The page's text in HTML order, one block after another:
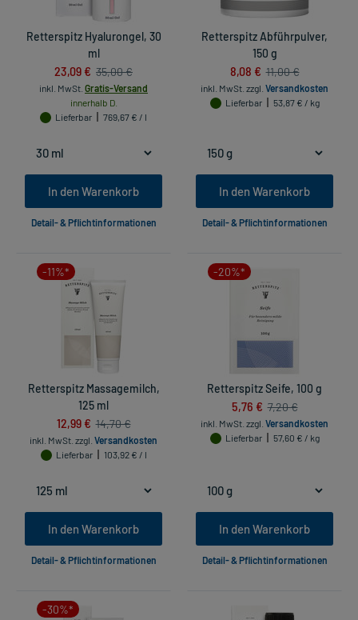
Retterspitz Hyalurongel, 30
ml
23,09 € 35,00 €
inkl. MwSt. Gratis-Versand
innerhalb D.
Lieferbar
769,67 € / l
In den Warenkorb
Detail- & Pflichtinformationen
Retterspitz Abführpulver,
150 g
8,08 € 11,00 €
inkl. MwSt. zzgl. Versandkosten
Lieferbar
53,87 € / kg
In den Warenkorb
Detail- & Pflichtinformationen
-11%*
Retterspitz Massagemilch,
125 ml
12,99 € 14,70 €
inkl. MwSt. zzgl. Versandkosten
Lieferbar
103,92 € / l
In den Warenkorb
Detail- & Pflichtinformationen
-20%*
Retterspitz Seife, 100 g
5,76 € 7,20 €
inkl. MwSt. zzgl. Versandkosten
Lieferbar
57,60 € / kg
In den Warenkorb
Detail- & Pflichtinformationen
-30%*